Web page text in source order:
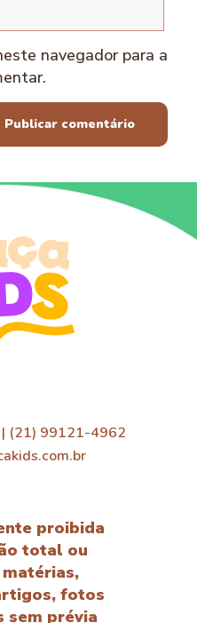
navegador para a
(21) 99121-4962
proibida
total ou
fotos
sem prévia